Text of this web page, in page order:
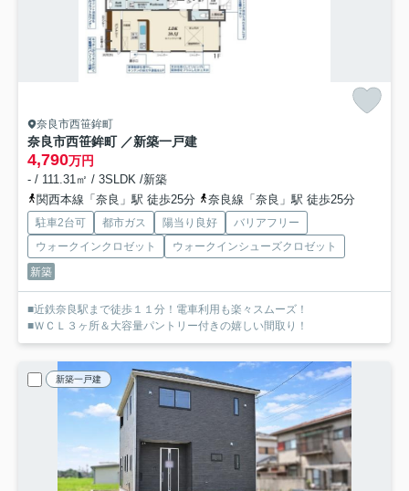
奈良市西笹鉾町
奈良市西笹鉾町 ／新築一戸建
4,790万円
- / 111.31㎡ / 3SLDK /新築
関西本線「奈良」駅 徒歩25分
奈良線「奈良」駅 徒歩25分
駐車2台可 都市ガス 陽当り良好
バリアフリー
ウォークインクロゼット
ウォークインシューズクロゼット
新築
■近鉄奈良駅まで徒歩１１分！電車利用も楽々スムーズ！
■ＷＣＬ３ヶ所＆大容量パントリー付きの嬉しい間取り！
新築一戸建